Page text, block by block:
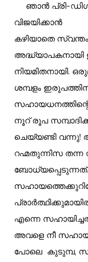
ഞാൻ പ്രി-
വിജയിക്കാൻ
കഴിയാതെ സ്വന്തം
അദ്ധ്യാപകനായി
നിയമിതനായി.
ശമ്പളം
നൂറ് രൂപ
ചെയ്യണ്ടി വന്നു!
റഹ്മതുന്നിസ
എന്നെ
അവളെ നീ
പോലെ കുടുമ്പ,